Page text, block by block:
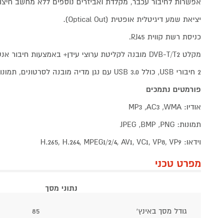
אפשרות לחיבור עכבר, מקלדת ואביזרים נוספים ללא מחשב
יציאת שמע דיגיטלית אופטית (Optical Out).
כניסת רשת קווית RJ45.
מקלט DVB-T/T2 מובנה לקליטת ערוצי עידן+ באמצעות חיבור אנטנה מתאימה (אינה כלולה)
2 חיבורי USB, כולל USB 3.0 עם נגן מדיה מובנה לסרטונים, תמונות או מוסיקה.
פורמטים נתמכים
אודיו: MP3 ,AC3 ,WMA
תמונות: JPEG ,BMP ,PNG
וידאו: H.265, H.264, MPEG1/2/4, AV1, VC1, VP8, VP9
מפרט טכני
נתוני מסך
גודל מסך באינץ' 85